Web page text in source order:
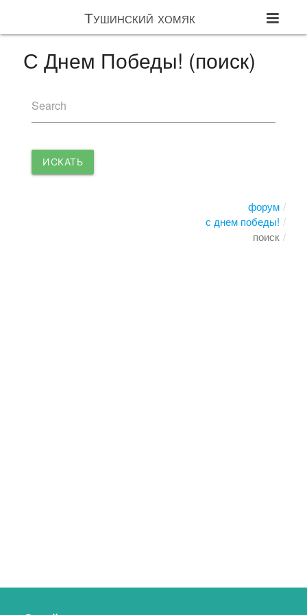
Тушинский хомяк
С Днем Победы! (поиск)
Search
ИСКАТЬ
форум
с днем победы!
поиск